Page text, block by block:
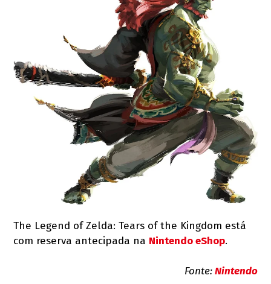
The Legend of Zelda: Tears of the Kingdom está
com reserva antecipada na Nintendo eShop.
Fonte:Nintendo